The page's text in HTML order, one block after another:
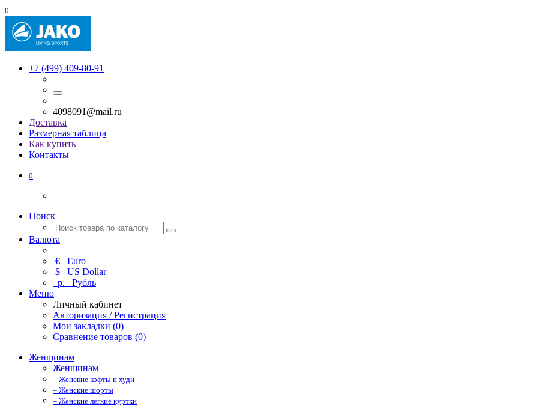
0
+7 (499) 409-80-91
4098091@mail.ru
Доставка
Размерная таблица
Как купить
Контакты
0
Поиск
Валюта
€ Euro
$ US Dollar
р. Рубль
Меню
Личный кабинет
Авторизация / Регистрация
Мои закладки (0)
Сравнение товаров (0)
Женщинам
Женщинам
– Женские кофты и худи
– Женские шорты
– Женские легкие куртки